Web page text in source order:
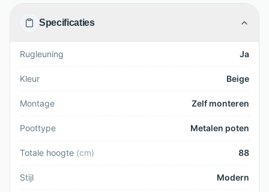
Specificaties
Rugleuning Ja
Kleur Beige
Montage Zelf monteren
Poottype Metalen poten
Totale hoogte (cm) 88
Stijl Modern